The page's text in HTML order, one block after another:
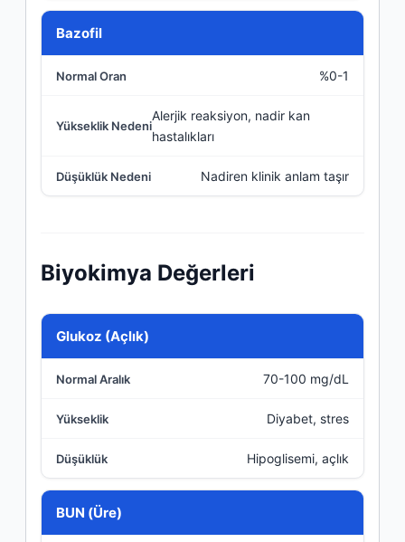
Bazofil
%0-1
Alerjik reaksiyon, nadir kan
hastalıkları
Nadiren klinik anlam taşır
Biyokimya Değerleri
Parametre
Normal Aralık
Yükseklik
Düşüklük
Glukoz (Açlık)
70-100 mg/dL
Diyabet, stres
Hipoglisemi, açlık
BUN (Üre)